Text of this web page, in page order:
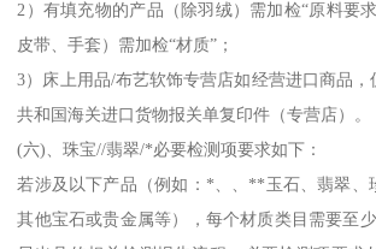
2）有填充物的产品（除羽绒）需加检“原料要
皮带、手套）需加检“材质”；
3）床上用品/布艺软饰专营店如经营进口商品，
共和国海关进口货物报关单复印件（专营店）。
(六)、珠宝//翡翠/*必要检测项要求如下：
若涉及以下产品（例如：*、、**玉石、翡翠、
其他宝石或贵金属等），每个材质类目需要至